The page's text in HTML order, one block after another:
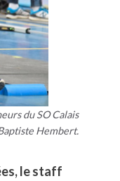
du SO Calais
Hembert.
le staff